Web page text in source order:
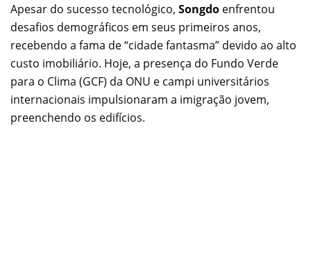
Apesar do sucesso tecnológico, Songdo enfrentou
desafios demográficos em seus primeiros anos,
recebendo a fama de “cidade fantasma” devido ao alto
custo imobiliário. Hoje, a presença do Fundo Verde
para o Clima (GCF) da ONU e campi universitários
internacionais impulsionaram a imigração jovem,
preenchendo os edifícios.